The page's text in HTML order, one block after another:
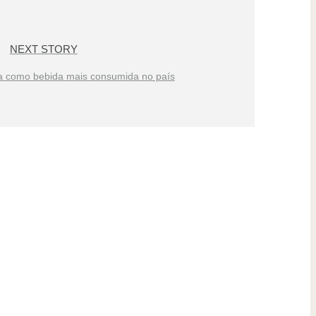
NEXT STORY
como bebida mais consumida no país